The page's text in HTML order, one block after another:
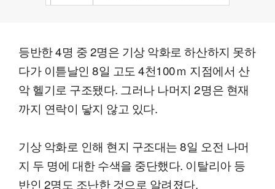
등반한 4명 중 2명은 기상 악화로 하산하지 못하
다가 이튿날인 8일 고도 4천100ｍ 지점에서 산
악 헬기로 구조됐다. 그러나 나머지 2명은 현재
까지 연락이 닿지 않고 있다.
기상 악화로 인해 현지 구조대는 8일 오전 나머
지 두 명에 대한 수색을 중단했다. 이탈리아 등
반인 2명도 조난한 것으로 알려졌다.